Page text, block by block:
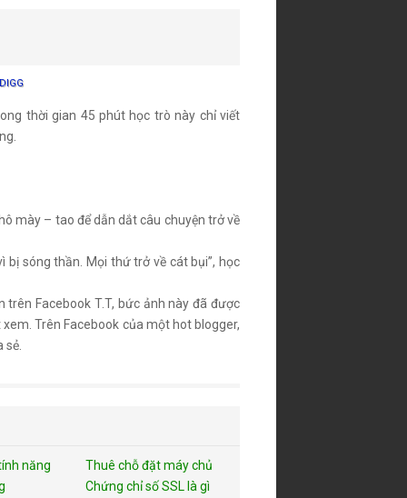
thời gian 45 phút học trò này chỉ viết
mày – tao để dẫn dắt câu chuyện trở về
bị sóng thần. Mọi thứ trở về cát bụi”, học
trên Facebook T.T, bức ảnh này đã được
Trên Facebook của một hot blogger,
sẻ.
năng
Thuê chỗ đặt máy chủ
Chứng chỉ số SSL là gì